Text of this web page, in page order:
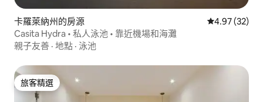
卡羅萊納州的房源 從 32 則評價
4.97 (32)
Casita Hydra • 私人泳池 • 靠近機場和海灘
親子友善 · 地點 · 泳池
旅客精選
旅客精選